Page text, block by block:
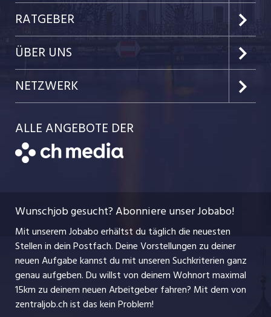
Kanton Zug
Kanton Nidwalden
Kanton Obwalden
Kanton Schwyz
Festanstellungen
Freelance Jobs
Praktika
Lehrstellen
Ferienjobs
Preise & Leistungen
Kundenlogin
Einzelinserat disponieren
Schnittstelle
Bewerber-Cockpit
RATGEBER
Job-News
Job-Tipps
Job-Storys
Job-Coach
Bewerbung
ÜBER UNS
Portrait
Jobs bei der CH Media
Nutzungsbedingungen
Impressum
NETZWERK
CH Media
jobbasel.ch
jobbern.ch
jobmittelland.ch
ALLE ANGEBOTE DER
Wunschjob gesucht? Abonniere unser Jobabo!
Mit unserem Jobabo erhältst du täglich die neuesten
Stellen in dein Postfach. Deine Vorstellungen zu deiner
neuen Aufgabe kannst du mit unseren Suchkriterien ganz
genau aufgeben. Du willst von deinem Wohnort maximal
15km zu deinem neuen Arbeitgeber fahren? Mit demvon
zentraljob.ch ist das kein Problem!